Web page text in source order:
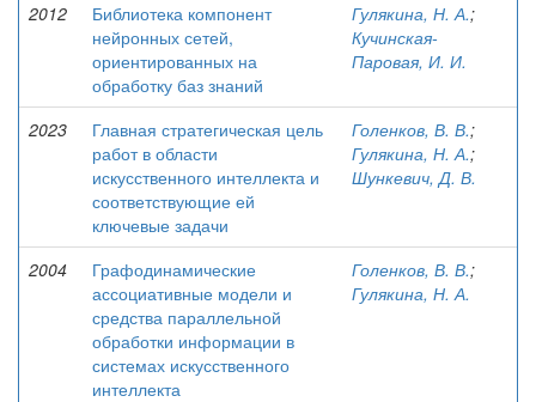
2012
Библиотека компонент
нейронных сетей,
ориентированных на
обработку баз знаний
Гулякина, Н. А.;
Кучинская-
Паровая, И. И.
2023
Главная стратегическая цель
работ в области
искусственного интеллекта и
соответствующие ей
ключевые задачи
Голенков, В. В.;
Гулякина, Н. А.;
Шункевич, Д. В.
2004
Графодинамические
ассоциативные модели и
средства параллельной
обработки информации в
системах искусственного
интеллекта
Голенков, В. В.;
Гулякина, Н. А.